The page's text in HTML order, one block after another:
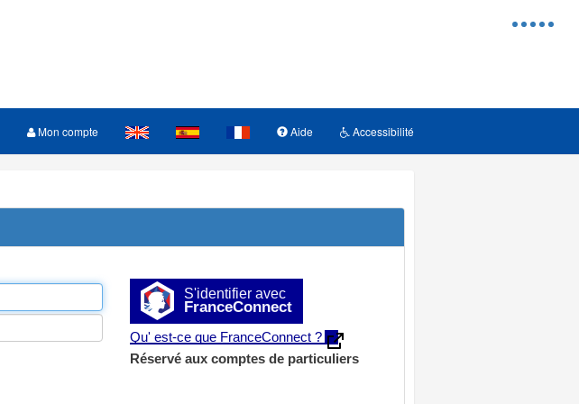
Menu
Mon compte Aide Accessibilité
S'identifier avec
FranceConnect
Qu' est-ce que FranceConnect ?
Réservé aux comptes de particuliers